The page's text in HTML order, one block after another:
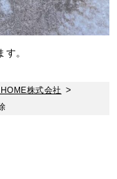
。
株式会社 >